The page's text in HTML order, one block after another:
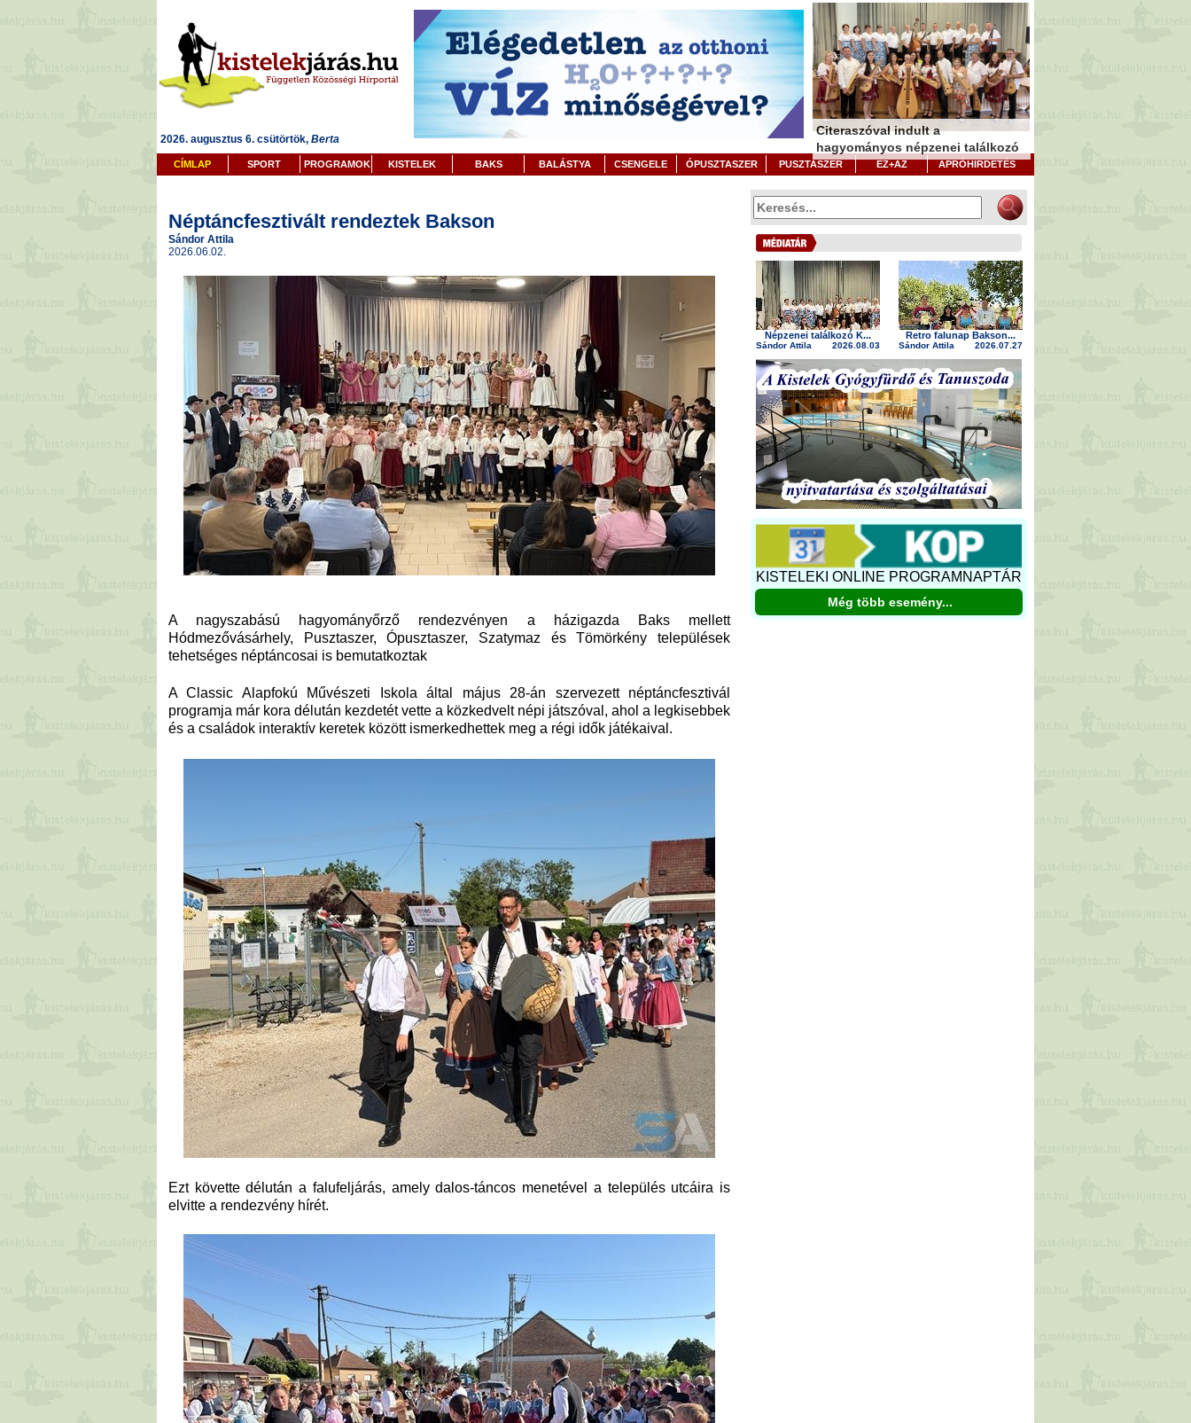
Kistelek 250 - Kisteleki Búcsú- és
Aratóünnep
Citeraszóval indult a
hagyományos népzenei találkozó
Játékosládával bővítették a
2026. augusztus 6. csütörtök, Berta
CÍMLAP SPORT PROGRAMOK KISTELEK BAKS BALÁSTYA CSENGELE ÓPUSZTASZER PUSZTASZER EZ+AZ APRÓHIRDETÉS
Népzenei találkozó K...
Sándor Attila 2026.08.03
Retro falunap Bakson...
Sándor Attila 2026.07.27
KISTELEKI ONLINE PROGRAMNAPTÁR
Még több esemény...
Néptáncfesztivált rendeztek Bakson
Sándor Attila
2026.06.02.
A nagyszabású hagyományőrző rendezvényen a házigazda Baks mellett
Hódmezővásárhely, Pusztaszer, Ópusztaszer, Szatymaz és Tömörkény települések
tehetséges néptáncosai is bemutatkoztak
A Classic Alapfokú Művészeti Iskola által május 28-án szervezett néptáncfesztivál
programja már kora délután kezdetét vette a közkedvelt népi játszóval, ahol a legkisebbek
és a családok interaktív keretek között ismerkedhettek meg a régi idők játékaival.
Ezt követte délután a falufeljárás, amely dalos-táncos menetével a település utcáira is
elvitte a rendezvény hírét.